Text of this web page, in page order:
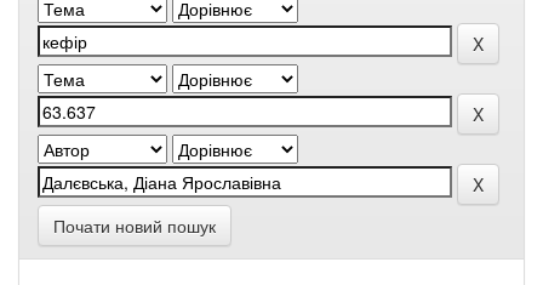
Почати новий пошук